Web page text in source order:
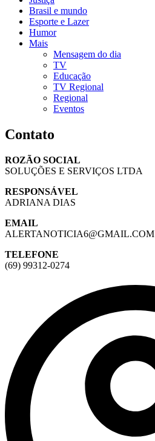
Brasil e mundo
Esporte e Lazer
Humor
Mais
Mensagem do dia
TV
Educação
TV Regional
Regional
Eventos
Contato
ROZÃO SOCIAL
SOLUÇÕES E SERVIÇOS LTDA
RESPONSÁVEL
ADRIANA DIAS
EMAIL
ALERTANOTICIA6@GMAIL.COM
TELEFONE
(69) 99312-0274